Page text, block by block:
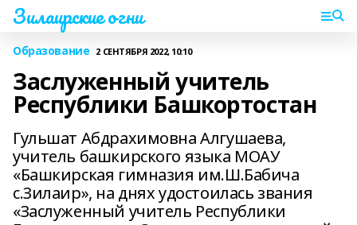
Зилаирские огни
Образование 2 СЕНТЯБРЯ 2022, 10:10
Заслуженный учитель
Республики Башкортостан
Гульшат Абдрахимовна Алгушаева,
учитель башкирского языка МОАУ
«Башкирская гимназия им.Ш.Бабича
с.Зилаир», на днях удостоилась звания
«Заслуженный учитель Республики